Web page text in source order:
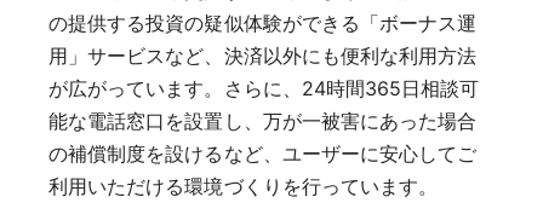
の提供する投資の疑似体験ができる「ボーナス運
用」サービスなど、決済以外にも便利な利用方法
が広がっています。さらに、24時間365日相談可
能な電話窓口を設置し、万が一被害にあった場合
の補償制度を設けるなど、ユーザーに安心してご
利用いただける環境づくりを行っています。